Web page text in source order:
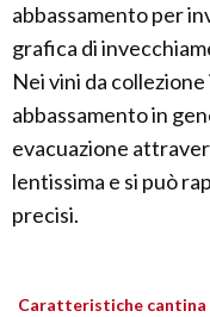
abbassamento per
grafica di
Nei vini da
abbassamento in
evacuazione
lentissima e si può
precisi.
Caratteristiche cantina